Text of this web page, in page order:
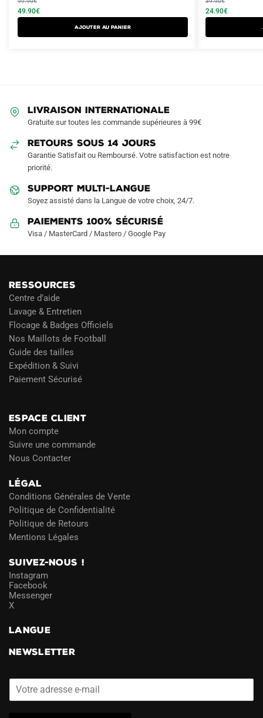
initial
était :
49.90€
actuel
est :
AJOUTER AU PANIER
produit
a
choisies
la
page
produit
initial
était :
24.90€
actuel
est :
produit
a
page
LIVRAISON INTERNATIONALE
Gratuite sur toutes les commande supérieures à 99€
RETOURS SOUS 14 JOURS
Garantie Satisfait ou Remboursé. Votre satisfaction est notre
priorité.
SUPPORT MULTI-LANGUE
Soyez assisté dans la Langue de votre choix, 24/7.
Paiements 100% Sécurisé
Visa / MasterCard / Mastero / Google Pay
RESSOURCES
Centre d’aide
Lavage & Entretien
Flocage & Badges Officiels
Nos Maillots de Football
Guide des tailles
Expédition & Suivi
Paiement Sécurisé
ESPACE CLIENT
Mon compte
Suivre une commande
Nous Contacter
LÉGAL
Conditions Générales de Vente
Politique de Confidentialité
Politique de Retours
Mentions Légales
SUIVEZ-NOUS !
Instagram
Facebook
Messenger
X
LANGUE
NEWSLETTER